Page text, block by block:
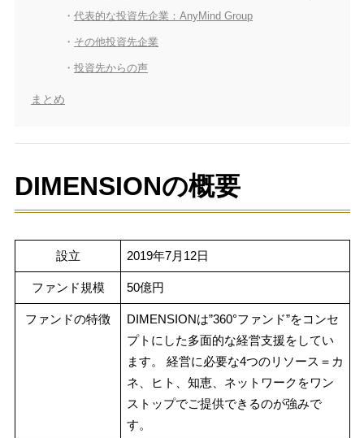
代表的な投資先企業：AnyMind Group
その他投資先企業
投資先からの声
まとめ
DIMENSIONの概要
設立 2019年7月12日
ファンド規模 50億円
ファンドの特徴
DIMENSIONは”360°ファンド”をコンセ
プトにした多面的な経営支援をしてい
ます。 経営に必要な4つのリソース＝カ
ネ、ヒト、知恵、ネットワークをワン
ストップでご提供できるのが強みで
す。